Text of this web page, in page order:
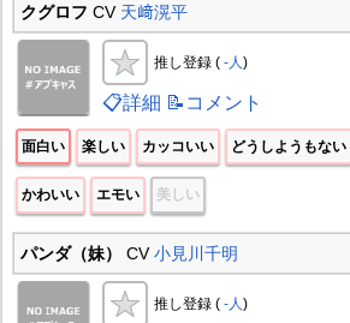
クグロフ CV 天﨑滉平
推し登録 ( -人)
📋詳細 📝コメント
面白い 楽しい カッコいい どうしようもない
かわいい エモい 美しい
パンダ（妹） CV小見川千明
推し登録 ( -人)